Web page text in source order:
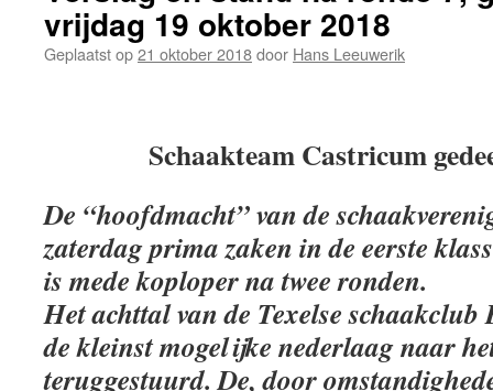
vrijdag 19 oktober 2018
Geplaatst op21 oktober 2018door Hans Leeuwerik
Schaakteam Castricum
De “hoofdmacht” van de
zaterdag prima zaken in de eerste
is mede koploper na twee ronden.
Het achttal van de Texelse schaakclub
de kleinst mogelijke nederlaag naar
teruggestuurd. De, door